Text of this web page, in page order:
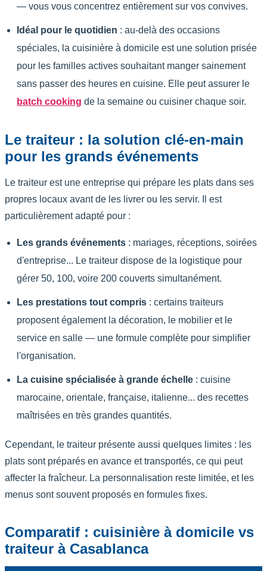
— vous vous concentrez entièrement sur vos convives.
Idéal pour le quotidien : au-delà des occasions
spéciales, la cuisinière à domicile est une solution prisée
pour les familles actives souhaitant manger sainement
sans passer des heures en cuisine. Elle peut assurer le
batch cooking de la semaine ou cuisiner chaque soir.
Le traiteur : la solution clé-en-main
pour les grands événements
Le traiteur est une entreprise qui prépare les plats dans ses
propres locaux avant de les livrer ou les servir. Il est
particulièrement adapté pour :
Les grands événements : mariages, réceptions, soirées
d'entreprise... Le traiteur dispose de la logistique pour
gérer 50, 100, voire 200 couverts simultanément.
Les prestations tout compris : certains traiteurs
proposent également la décoration, le mobilier et le
service en salle — une formule complète pour simplifier
l'organisation.
La cuisine spécialisée à grande échelle : cuisine
marocaine, orientale, française, italienne... des recettes
maîtrisées en très grandes quantités.
Cependant, le traiteur présente aussi quelques limites : les
plats sont préparés en avance et transportés, ce qui peut
affecter la fraîcheur. La personnalisation reste limitée, et les
menus sont souvent proposés en formules fixes.
Comparatif : cuisinière à domicile vs
traiteur à Casablanca